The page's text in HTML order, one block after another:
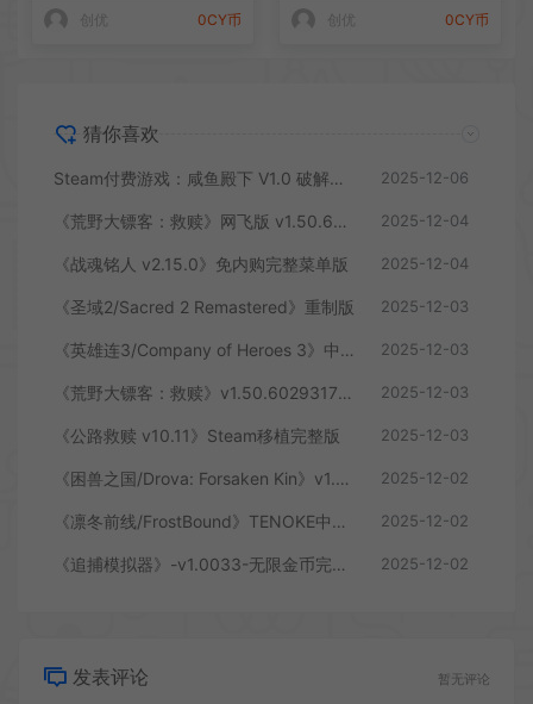
0CY币 0CY币
猜你喜欢
Steam付费游戏：咸鱼殿下 V1.0 破解版，真人互动恋爱游戏，满足你的所有幻想 2025-12-06
《荒野大镖客：救赎》网飞版 v1.50.60293175 中文完整免谷歌优化版 2025-12-04
《战魂铭人 v2.15.0》免内购完整菜单版 2025-12-04
《圣域2/Sacred 2 Remastered》重制版 2025-12-03
《英雄连3/Company of Heroes 3》中文完整版 2025-12-03
《荒野大镖客：救赎》v1.50.60293175安卓Netflix版 2025-12-03
《公路救赎 v10.11》Steam移植完整版 2025-12-03
《困兽之国/Drova: Forsaken Kin》v1.34a 免安装中文版 2025-12-02
《凛冬前线/FrostBound》TENOKE中文版 2025-12-02
《追捕模拟器》-v1.0033-无限金币完整版 2025-12-02
发表评论 暂无评论